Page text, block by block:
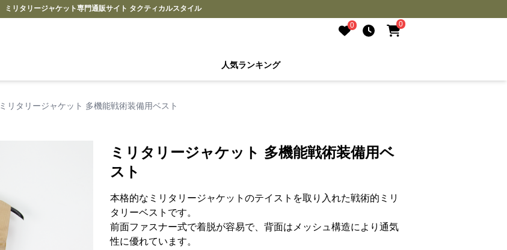
ミリタリージャケット専門通販サイト タクティカルスタイル
0
0
人気ランキング
ミリタリージャケット 多機能戦術装備用ベスト
ミリタリージャケット 多機能戦術装備用ベ
スト
本格的なミリタリージャケットのテイストを取り入れた戦術的ミリ
タリーベストです。
前面ファスナー式で着脱が容易で、背面はメッシュ構造により通気
性に優れています。